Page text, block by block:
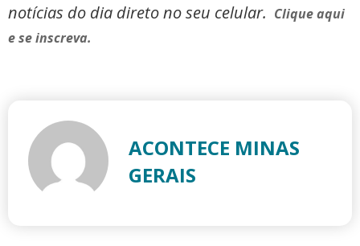
notícias do dia direto no seu celular. Clique aqui
e se inscreva.
ACONTECE MINAS
GERAIS